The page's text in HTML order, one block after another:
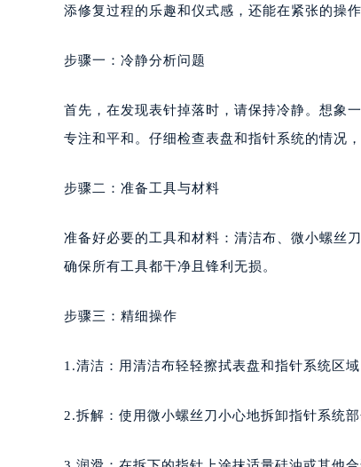
添修复过程的乐趣和仪式感，还能在紧张的操
步骤一：冷静分析问题
首先，在发现表针掉落时，请保持冷静。想象
专注和平和。仔细检查表盘和指针系统的情况
步骤二：准备工具与材料
准备好必要的工具和材料：清洁布、微小螺丝
确保所有工具都干净且锋利无损。
步骤三：精细操作
1.清洁：用清洁布轻轻擦拭表盘和指针系统区
2.拆解：使用微小螺丝刀小心地拆卸指针系统